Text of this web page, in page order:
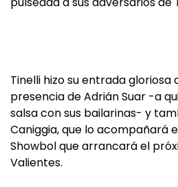
Tinelli hizo su entrada gloriosa
presencia de Adrián Suar -a
salsa con sus bailarinas- y
Caniggia, que lo acompañará
Showbol que arrancará el
Valientes.